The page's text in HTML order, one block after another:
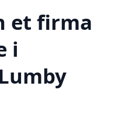
et firma
i